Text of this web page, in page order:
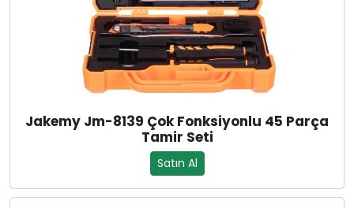
Jakemy Jm-8139 Çok Fonksiyonlu 45 Parça
Tamir Seti
Satın Al